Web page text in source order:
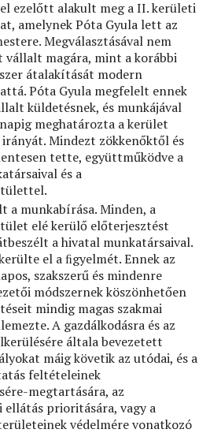
ezelőtt alakult meg a II. kerületi
amelynek Póta Gyula lett az
Megválasztásával nem
vállalt magára, mint a korábbi
átalakítását modern
Póta Gyula megfelelt ennek
küldetésnek, és munkájával
meghatározta a kerület
irányát. Mindezt zökkenőktől és
tette, együttműködve a
és a
a munkabírása. Minden, a
elé kerülő előterjesztést
a hivatal munkatársaival.
el a ﬁgyelmét. Ennek az
szakszerű és mindenre
módszernek köszönhetően
mindig magas szakmai
A gazdálkodásra és az
általa bevezetett
máig követik az utódai, és a
feltételeinek
megtartására, az
ellátás prioritására, vagy a
védelmére vonatkozó